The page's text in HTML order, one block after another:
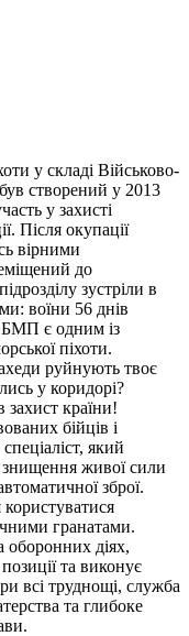
у складі Військово-
створений у 2013
у захисті
Після окупації
вірними
до
зустріли в
воїни 56 днів
є одним із
піхоти.
руйнують твоє
у коридорі?
захист країни!
бійців і
який
знищення живої сили
зброї.
гранатами.
оборонних діях,
та виконує
всі труднощі, служба
та глибоке